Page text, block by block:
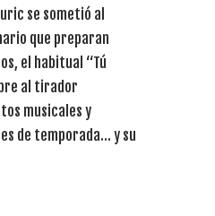
se sometió al
que preparan
el habitual “Tú
al tirador
musicales y
de temporada… y su